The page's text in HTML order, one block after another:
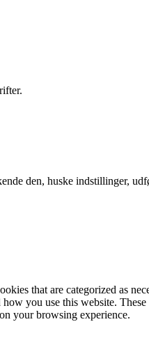
den, huske indstillinger,
that are categorized as
you use this website.
your browsing experience.